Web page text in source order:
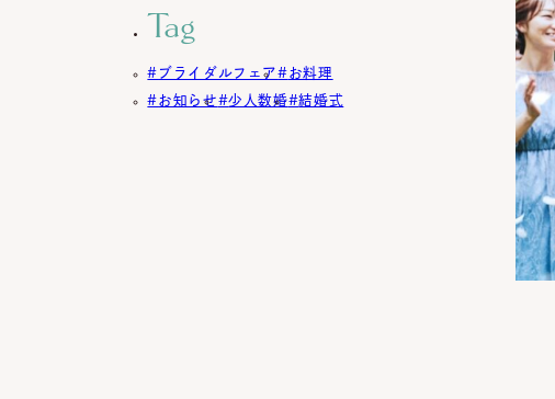
Tag
ブライダルフェア
お料理
お知らせ
少人数婚 結婚式